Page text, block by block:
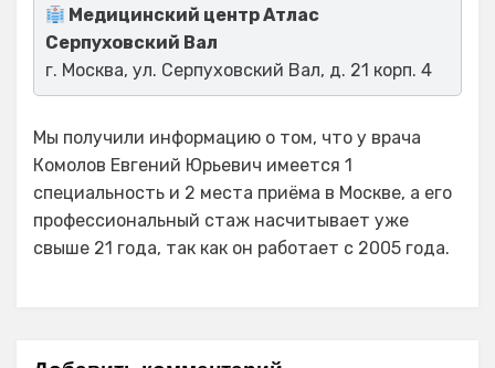
Медицинский центр Атлас
Серпуховский Вал
г. Москва, ул. Серпуховский Вал, д. 21 корп. 4
Мы получили информацию о том, что у врача
Комолов Евгений Юрьевич имеется 1
специальность и 2 места приёма в Москве, а его
профессиональный стаж насчитывает уже
свыше 21 года, так как он работает с 2005 года.